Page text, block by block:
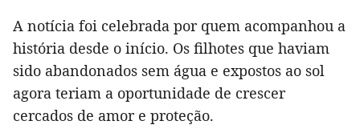
A notícia foi celebrada por quem acompanhou a
história desde o início. Os filhotes que haviam
sido abandonados sem água e expostos ao sol
agora teriam a oportunidade de crescer
cercados de amor e proteção.